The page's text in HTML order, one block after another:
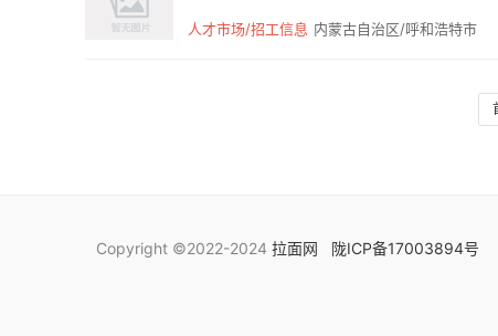
人才市场/招工信息 内蒙古自治区/呼和浩特市
Copyright ©2022-2024 拉面网 陇ICP备17003894号